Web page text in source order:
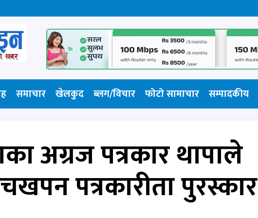
समाचार खेलकुद ब्लग/विचार फोटो सामाचार​ सम्पादकीय
अग्रज पत्रकार थापाले
पत्रकारीता पुरस्कार